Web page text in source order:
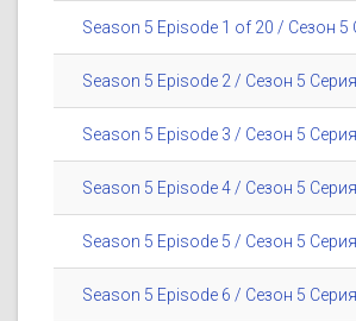
Season 5 Episode 1 of 20 / Сезон 5
Season 5 Episode 2 / Сезон 5
Season 5 Episode 3 / Сезон 5
Season 5 Episode 4 / Сезон 5
Season 5 Episode 5 / Сезон 5
Season 5 Episode 6 / Сезон 5